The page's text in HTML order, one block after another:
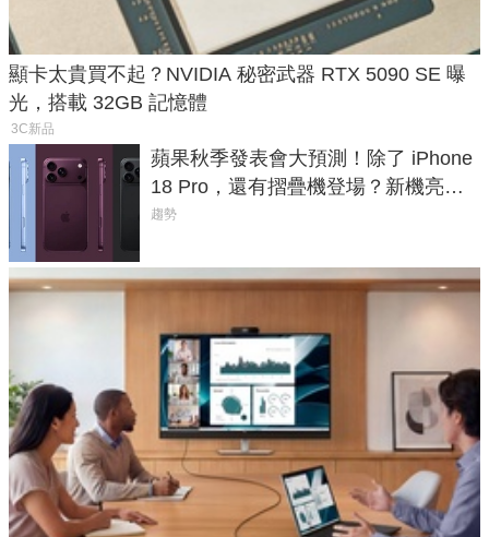
顯卡太貴買不起？NVIDIA 秘密武器 RTX 5090 SE 曝
光，搭載 32GB 記憶體
3C新品
蘋果秋季發表會大預測！除了 iPhone
18 Pro，還有摺疊機登場？新機亮點
預測一次看
趨勢